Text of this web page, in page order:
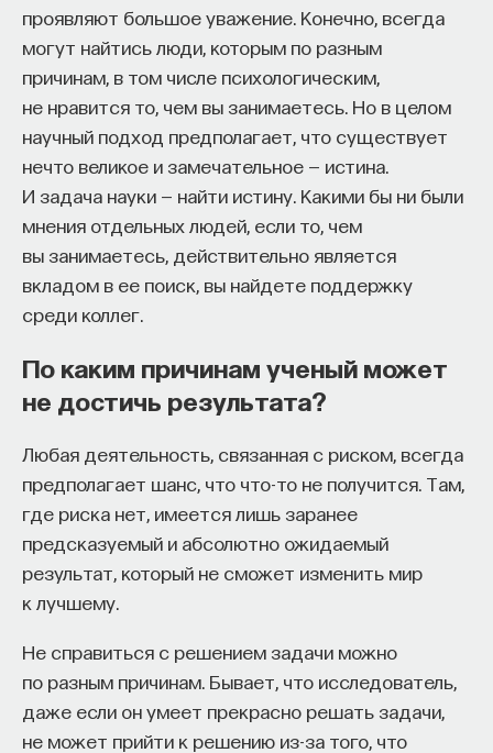
проявляют большое уважение. Конечно, всегда
могут найтись люди, которым по разным
причинам, в том числе психологическим,
не нравится то, чем вы занимаетесь. Но в целом
научный подход предполагает, что существует
нечто великое и замечательное — истина.
И задача науки — найти истину. Какими бы ни были
мнения отдельных людей, если то, чем
вы занимаетесь, действительно является
вкладом в ее поиск, вы найдете поддержку
среди коллег.
По каким причинам ученый может
не достичь результата?
Любая деятельность, связанная с риском, всегда
предполагает шанс, что что-то не получится. Там,
где риска нет, имеется лишь заранее
предсказуемый и абсолютно ожидаемый
результат, который не сможет изменить мир
к лучшему.
Не справиться с решением задачи можно
по разным причинам. Бывает, что исследователь,
даже если он умеет прекрасно решать задачи,
не может прийти к решению из-за того, что